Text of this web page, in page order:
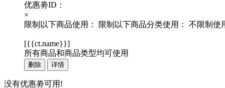
优惠劵ID：
×
限制以下商品使用：
限制以下商品分类使用： 不限制使
[{{ct.name}}]
所有商品和商品类型均可使用
删除 详情
没有优惠劵可用!